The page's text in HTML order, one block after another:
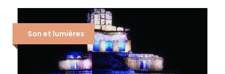
Son et lumières